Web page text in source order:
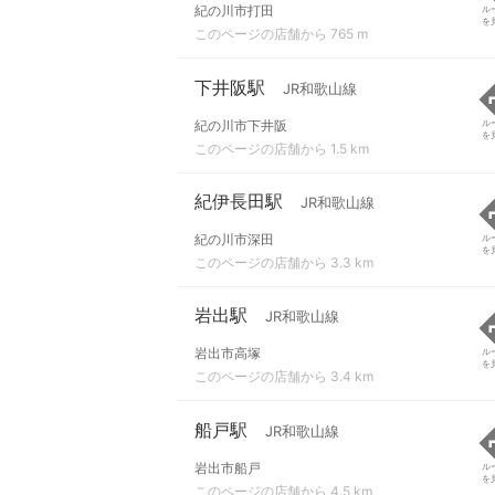
紀の川市打田
このページの店舗から 765 m
ル
を
下井阪駅 JR和歌山線
紀の川市下井阪
このページの店舗から 1.5 km
ル
を
紀伊長田駅 JR和歌山線
紀の川市深田
このページの店舗から 3.3 km
ル
を
岩出駅 JR和歌山線
岩出市高塚
このページの店舗から 3.4 km
ル
を
船戸駅 JR和歌山線
岩出市船戸
このページの店舗から 4.5 km
ル
を